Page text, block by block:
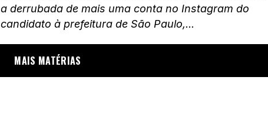
a derrubada de mais uma conta no Instagram do
candidato à prefeitura de São Paulo,...
MAIS MATÉRIAS